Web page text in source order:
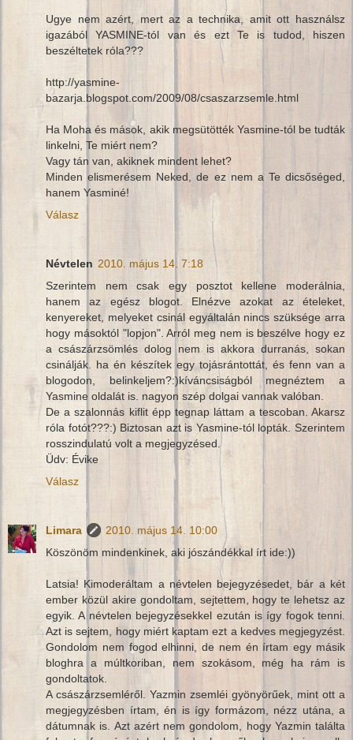
Ugye nem azért, mert az a technika, amit ott használsz
igazából YASMINE-tól van és ezt Te is tudod, hiszen
beszéltetek róla???
http://yasmine-
bazarja.blogspot.com/2009/08/csaszarzsemle.html
Ha Moha és mások, akik megsütötték Yasmine-tól be tudták
linkelni, Te miért nem?
Vagy tán van, akiknek mindent lehet?
Minden elismerésem Neked, de ez nem a Te dicsőséged,
hanem Yasminé!
Válasz
Névtelen 2010. május 14. 7:18
Szerintem nem csak egy posztot kellene moderálnia,
hanem az egész blogot. Elnézve azokat az ételeket,
kenyereket, melyeket csinál egyáltalán nincs szüksége arra
hogy másoktól "lopjon". Arról meg nem is beszélve hogy ez
a császárzsömlés dolog nem is akkora durranás, sokan
csinálják. ha én készítek egy tojásrántottát, és fenn van a
blogodon, belinkeljem?:)kíváncsiságból megnéztem a
Yasmine oldalát is. nagyon szép dolgai vannak valóban.
De a szalonnás kiflit épp tegnap láttam a tescoban. Akarsz
róla fotót???:) Biztosan azt is Yasmine-tól lopták. Szerintem
rosszindulatú volt a megjegyzésed.
Üdv: Évike
Válasz
Limara
2010. május 14. 10:00
Köszönöm mindenkinek, aki jószándékkal írt ide:))
Latsia! Kimoderáltam a névtelen bejegyzésedet, bár a két
ember közül akire gondoltam, sejtettem, hogy te lehetsz az
egyik. A névtelen bejegyzésekkel ezután is így fogok tenni.
Azt is sejtem, hogy miért kaptam ezt a kedves megjegyzést.
Gondolom nem fogod elhinni, de nem én írtam egy másik
bloghra a múltkoriban, nem szokásom, még ha rám is
gondoltatok.
A császárzsemléről. Yazmin zsemléi gyönyörűek, mint ott a
megjegyzésben írtam, én is így formázom, nézz utána, a
dátumnak is. Azt azért nem gondolom, hogy Yazmin találta